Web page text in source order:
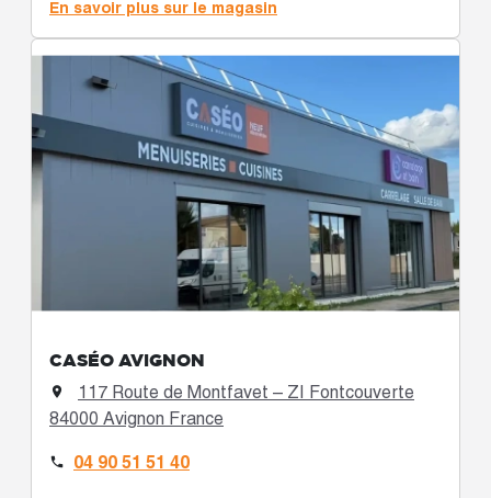
En savoir plus sur le magasin
CASÉO AVIGNON

117 Route de Montfavet – ZI Fontcouverte
84000 Avignon France
 04 90 51 51 40